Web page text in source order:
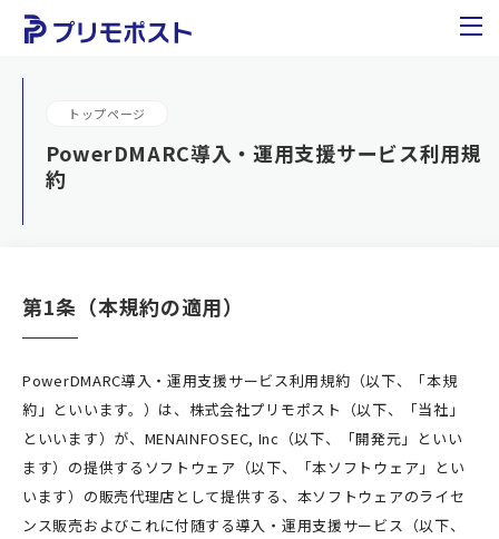
トップページ
PowerDMARC導入・運用支援サービス利用規
約
第1条（本規約の適用）
PowerDMARC導入・運用支援サービス利用規約（以下、「本規
約」といいます。）は、株式会社プリモポスト（以下、「当社」
といいます）が、MENAINFOSEC, Inc（以下、「開発元」といい
ます）の提供するソフトウェア（以下、「本ソフトウェア」とい
います）の販売代理店として提供する、本ソフトウェアのライセ
ンス販売およびこれに付随する導入・運用支援サービス（以下、